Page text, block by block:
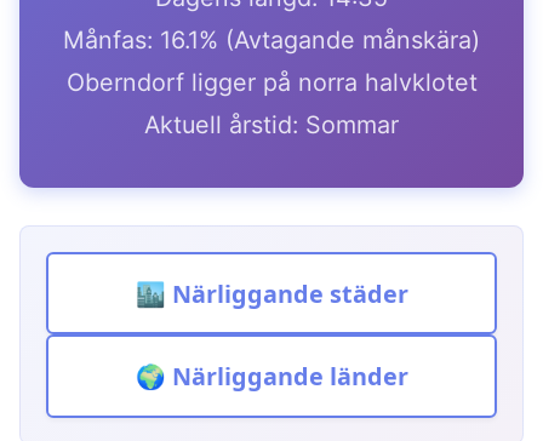
Månfas: 16.1% (Avtagande månskära)
Oberndorf ligger på norra halvklotet
Aktuell årstid: Sommar
🏙️ Närliggande städer
🌍 Närliggande länder